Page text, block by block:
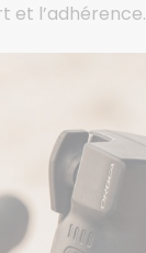
et l’adhérence.